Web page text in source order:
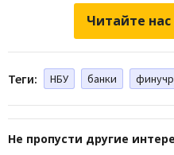
Читайте
Теги: НБУ банки
Не пропусти другие